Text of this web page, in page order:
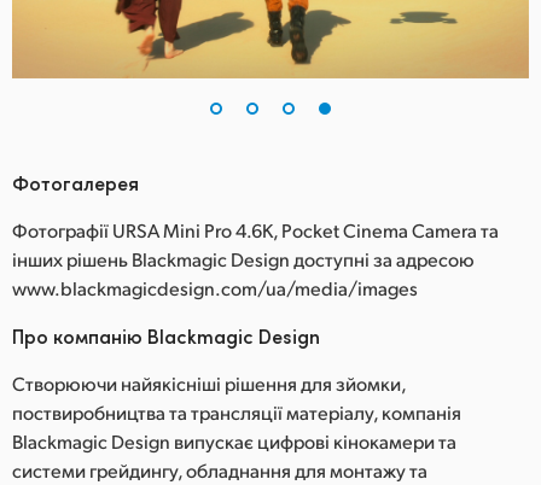
Фотогалерея
Фотографії URSA Mini Pro 4.6K, Pocket Cinema Camera та
інших рішень Blackmagic Design доступні за адресою
www.blackmagicdesign.com/ua/media/images
Про компанію Blackmagic Design
Створюючи найякісніші рішення для зйомки,
поствиробництва та трансляції матеріалу, компанія
Blackmagic Design випускає цифрові кінокамери та
системи грейдингу, обладнання для монтажу та